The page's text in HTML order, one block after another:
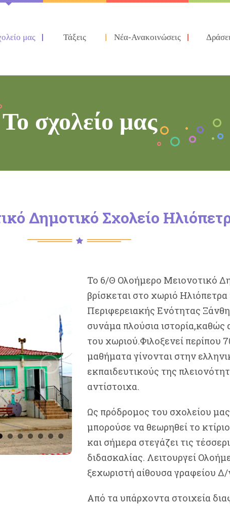
μας Τάξεις Νέα-Ανακοινώσεις
Το σχολείο μας
Δημοτικό Σχολείο
Το 6/Θ Ολοήμερο Μειονοτικό
βρίσκεται στο χωριό
Περιφερειακής Ενότητας
συνάμα πλούσια ιστορία,καθώς
του χωριού.Φιλοξενεί
μαθήματα γίνονται στην
εκπαιδευτικούς της
αντίστοιχα.
Ως πρόδρομος του σχολείου
μπορούσε να θεωρηθεί το
και σήμερα στεγάζει τις
διδασκαλίας. Λειτουργεί
ξεχωριστή αίθουσα γραφείου
Από τα υπάρχοντα στοιχεία